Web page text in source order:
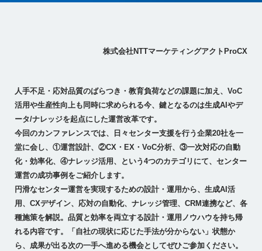
株式会社NTTマーケティングアクトProCX
人手不足・応対品質のばらつき・教育負荷などの課題に加え、VoC
活用や生産性向上も同時に求められる今、鍵となるのは生成AIやデ
ータ/ナレッジを起点にした運営改革です。
今回のカンファレンスでは、日々センター支援を行う企業20社を一
堂に会し、①運営設計、②CX・EX・VoC分析、③一次対応の自動
化・効率化、④ナレッジ活用、という4つのカテゴリにて、センター
運営の成功事例をご紹介します。
円滑なセンター運営を実現するための設計・運用から、生成AI活
用、CXデザイン、応対の自動化、ナレッジ管理、CRM連携など、各
種施策を解説。品質と効率を両立する設計・運用ノウハウを持ち帰
れる内容です。「自社の現状に応じた手法が分からない」状態か
ら、成果が出る次の一手へ進める機会としてぜひご参加ください。